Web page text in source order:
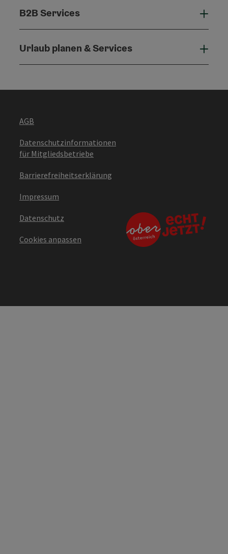
B2B Services
Urlaub planen & Services
AGB
Datenschutzinformationen
für Mitgliedsbetriebe
Barrierefreiheitserklärung
Impressum
Datenschutz
Cookies anpassen